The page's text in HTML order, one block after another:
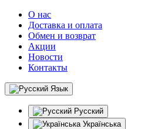
О нас
Доставка и оплата
Обмен и возврат
Акции
Новости
Контакты
Язык
Русский
Українська